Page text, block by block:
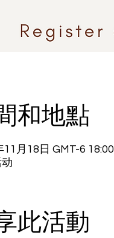
和地點
11月18日 GMT-6 18:00
此活動